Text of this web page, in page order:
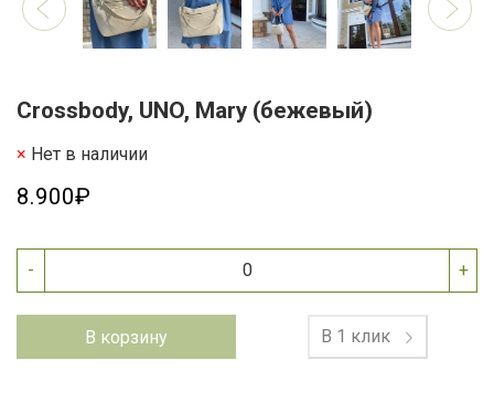
Crossbody, UNO, Mary (бежевый)
Нет в наличии
8.900₽
- +
В корзину В 1 клик